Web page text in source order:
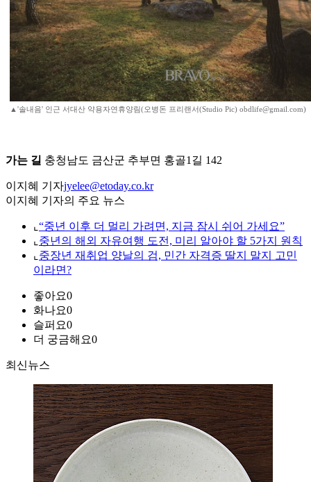
▲'솔내음' 인근 서대산 약용자연휴양림(오병돈 프리랜서(Studio Pic) obdlife@gmail.com)
가는 길 충청남도 금산군 추부면 홍골1길 142
이지혜 기자jyelee@etoday.co.kr
이지혜 기자의 주요 뉴스
⌞ “중년 이후 더 멀리 가려면, 지금 잠시 쉬어 가세요”
⌞ 중년의 해외 자유여행 도전, 미리 알아야 할 5가지 원칙
⌞ 중장년 재취업 양날의 검, 민간 자격증 딸지 말지 고민
이라면?
좋아요0
화나요0
슬퍼요0
더 궁금해요0
최신뉴스